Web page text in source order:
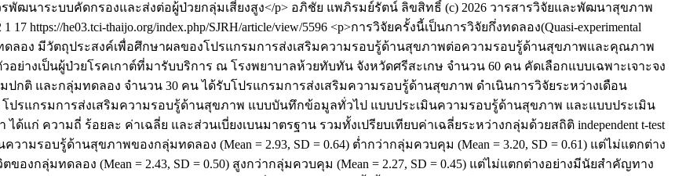
ฒนาระบบคัดกรองและส่งต่อผู้ป่วยกลุ่มเสี่ยงสูง</p> อภิชัย แพภิรมย์รัตน์ ลิขสิทธิ์ (c) 2026 วารสารวิจัยและพัฒนาสุขภาพ
1 17 https://he03.tci-thaijo.org/index.php/SJRH/article/view/5596 <p>การวิจัยครั้งนี้เป็นการวิจัยกึ่งทดลอง(Quasi-experimental
ทดลอง มีวัตถุประสงค์เพื่อศึกษาผลของโปรแกรมการส่งเสริมความรอบรู้ด้านสุขภาพต่อความรอบรู้ด้านสุขภาพและคุณภาพ
ย่างเป็นผู้ป่วยโรคเกาต์ที่มารับบริการ ณ โรงพยาบาลห้วยทับทัน จังหวัดศรีสะเกษ จำนวน 60 คน คัดเลือกแบบเฉพาะเจาะจง
กติ และกลุ่มทดลอง จำนวน 30 คน ได้รับโปรแกรมการส่งเสริมความรอบรู้ด้านสุขภาพ ดำเนินการวิจัยระหว่างเดือน
ปรแกรมการส่งเสริมความรอบรู้ด้านสุขภาพ แบบบันทึกข้อมูลทั่วไป แบบประเมินความรอบรู้ด้านสุขภาพ และแบบประเมิน
ก่ ความถี่ ร้อยละ ค่าเฉลี่ย และส่วนเบี่ยงเบนมาตรฐาน รวมทั้งเปรียบเทียบค่าเฉลี่ยระหว่างกลุ่มด้วยสถิติ independent t-test
มรอบรู้ด้านสุขภาพของกลุ่มทดลอง (Mean = 2.93, SD = 0.64) ต่ำกว่ากลุ่มควบคุม (Mean = 3.20, SD = 0.61) แต่ไม่แตกต่าง
กลุ่มทดลอง (Mean = 2.43, SD = 0.50) สูงกว่ากลุ่มควบคุม (Mean = 2.27, SD = 0.45) แต่ไม่แตกต่างอย่างมีนัยสำคัญทาง